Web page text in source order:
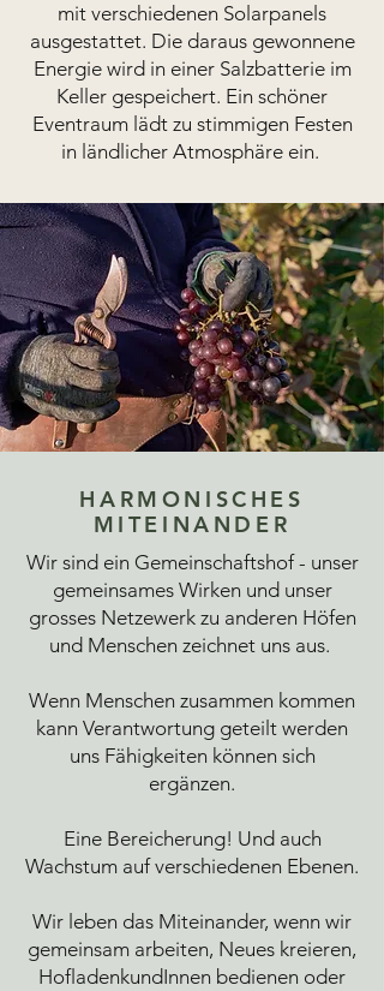
mit verschiedenen Solarpanels
ausgestattet. Die daraus gewonnene
Energie wird in einer Salzbatterie im
Keller gespeichert. Ein schöner
Eventraum lädt zu stimmigen Festen
in ländlicher Atmosphäre ein.
HARMONISCHES
MITEINANDER
Wir sind ein Gemeinschaftshof - unser
gemeinsames Wirken und unser
grosses Netzewerk zu anderen Höfen
und Menschen zeichnet uns aus.
Wenn Menschen zusammen kommen
kann Verantwortung geteilt werden
uns Fähigkeiten können sich
ergänzen.
Eine Bereicherung! Und auch
Wachstum auf verschiedenen Ebenen.
Wir leben das Miteinander, wenn wir
gemeinsam arbeiten, Neues kreieren,
HofladenkundInnen bedienen oder